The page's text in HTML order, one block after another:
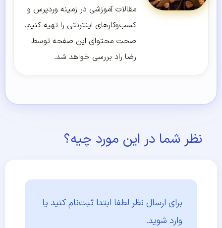
مقالات آموزشی در زمینه وردپرس و
کسب‌و‌کارهای اینترنتی را تهیه کنیم.
صحت محتوای این صفحه توسط
رضا راد بررسی خواهد شد.
نظر شما در این مورد چیه؟
برای ارسال نظر لطفا ابتدا ثبت‌نام کنید یا
وارد شوید.